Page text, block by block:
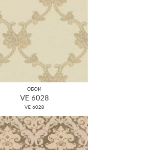
ОБОИ
VE 6028
VE 6028